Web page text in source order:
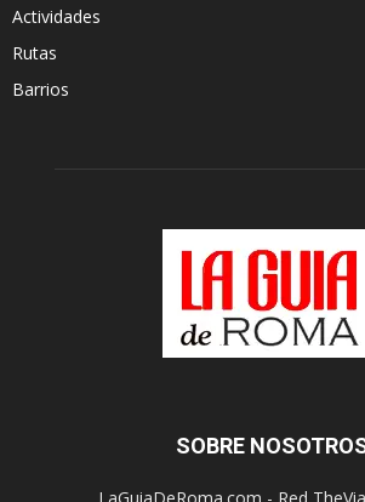
Actividades
Rutas
Barrios
SOBRE